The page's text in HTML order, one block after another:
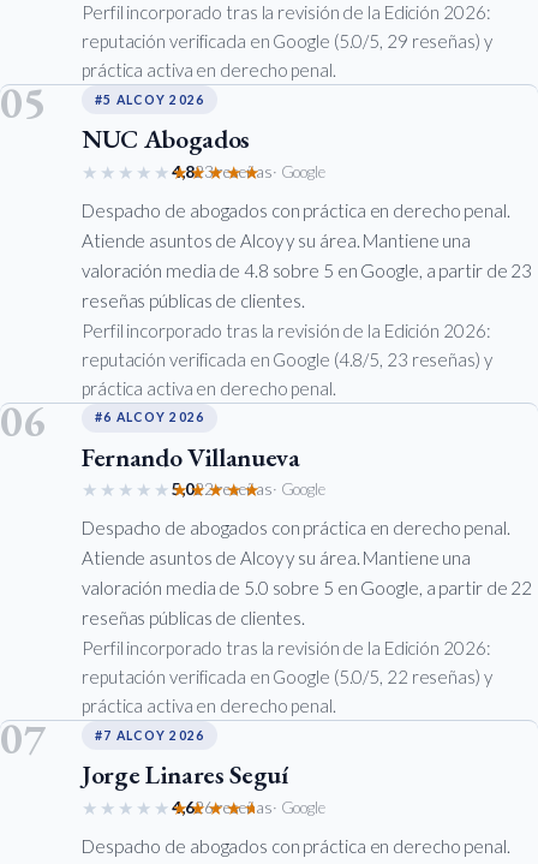
Perfil incorporado tras la revisión de la Edición 2026:
reputación verificada en Google (5.0/5, 29 reseñas) y
práctica activa en derecho penal.
05 #5 ALCOY 2026
NUC Abogados
★★★★★★★★★★
4,823 reseñas· Google
Despacho de abogados con práctica en derecho penal.
Atiende asuntos de Alcoy y su área. Mantiene una
valoración media de 4.8 sobre 5 en Google, a partir de 23
reseñas públicas de clientes.
Perfil incorporado tras la revisión de la Edición 2026:
reputación verificada en Google (4.8/5, 23 reseñas) y
práctica activa en derecho penal.
06 #6 ALCOY 2026
Fernando Villanueva
★★★★★★★★★★
5,022 reseñas· Google
Despacho de abogados con práctica en derecho penal.
Atiende asuntos de Alcoy y su área. Mantiene una
valoración media de 5.0 sobre 5 en Google, a partir de 22
reseñas públicas de clientes.
Perfil incorporado tras la revisión de la Edición 2026:
reputación verificada en Google (5.0/5, 22 reseñas) y
práctica activa en derecho penal.
07 #7 ALCOY 2026
Jorge Linares Seguí
★★★★★★★★★★
4,626 reseñas· Google
Despacho de abogados con práctica en derecho penal.